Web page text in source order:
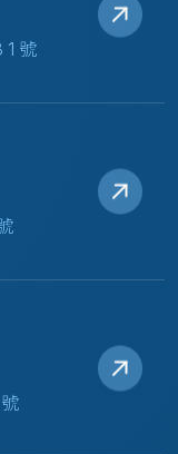
號